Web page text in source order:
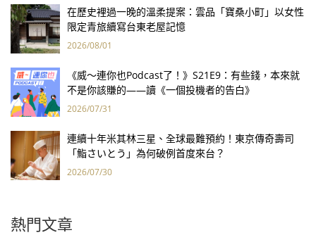
在歷史裡過一晚的溫柔提案：雲品「寶桑小町」以女性
限定青旅續寫台東老屋記憶
2026/08/01
《威～連你也Podcast了！》S21E9：有些錢，本來就
不是你該賺的——讀《一個投機者的告白》
2026/07/31
連續十年米其林三星、全球最難預約！東京傳奇壽司
「鮨さいとう」為何破例首度來台？
2026/07/30
熱門文章